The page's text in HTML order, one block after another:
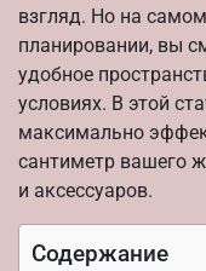
взгляд. Но на
планировании, вы
удобное
условиях. В этой
максимально
сантиметр вашего
и аксессуаров.
Содержание